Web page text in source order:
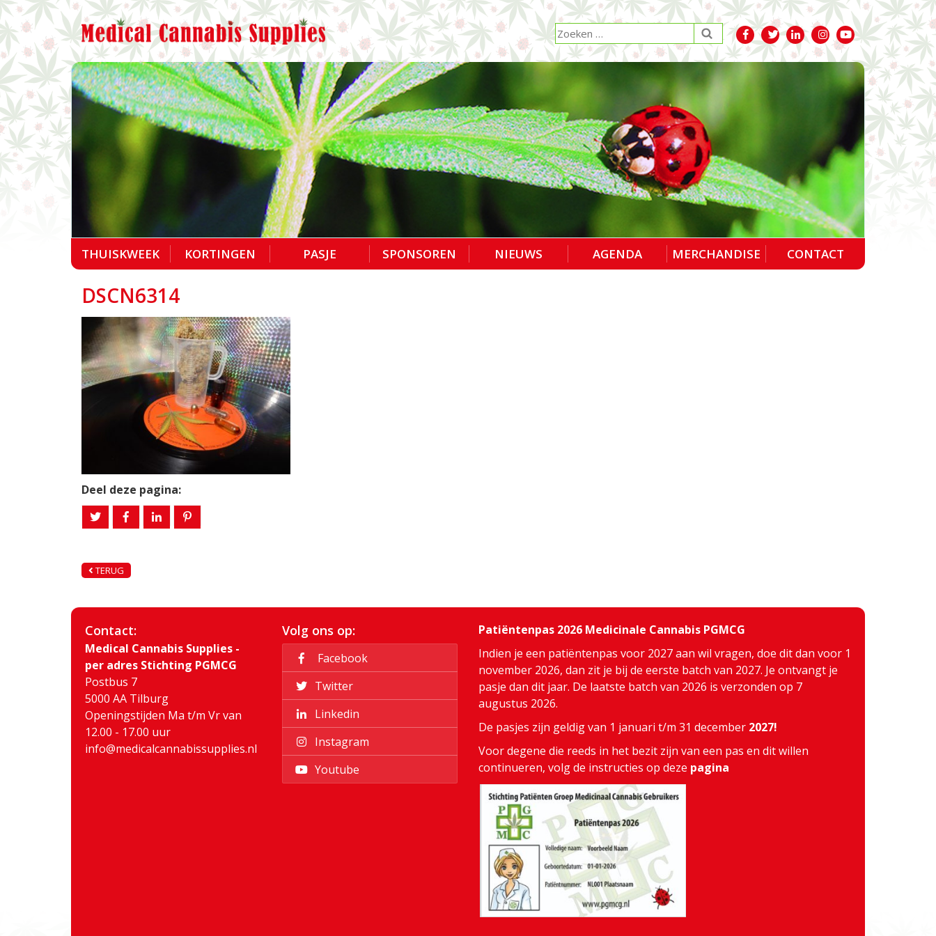
THUISKWEEK KORTINGEN PASJE SPONSOREN NIEUWS AGENDA MERCHANDISE CONTACT
DSCN6314
Deel deze pagina:
TERUG
Contact:
Medical Cannabis Supplies -
per adres Stichting PGMCG
Postbus 7
5000 AA Tilburg
Openingstijden Ma t/m Vr van
12.00 - 17.00 uur
info@medicalcannabissupplies.nl
Volg ons op:
Facebook
Twitter
Linkedin
Instagram
Youtube
Patiëntenpas 2026 Medicinale Cannabis PGMCG
Indien je een patiëntenpas voor 2027 aan wil vragen, doe dit dan voor 1
november 2026, dan zit je bij de eerste batch van 2027. Je ontvangt je
pasje dan dit jaar. De laatste batch van 2026 is verzonden op 7
augustus 2026.
De pasjes zijn geldig van 1 januari t/m 31 december 2027!
Voor degene die reeds in het bezit zijn van een pas en dit willen
continueren, volg de instructies op deze pagina